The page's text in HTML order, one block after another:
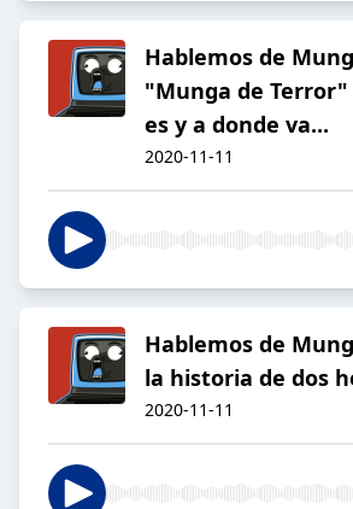
Hablemos de
"Munga de Terror"
es y a donde va...
2020-11-11
Hablemos de
la historia de dos
2020-11-11